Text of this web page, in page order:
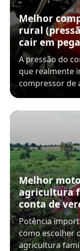
Melhor
rural
cair em
A pressão do
que realmente
compressor de
Melhor
agricultura
conta de
Potência
como escolher
agricultura